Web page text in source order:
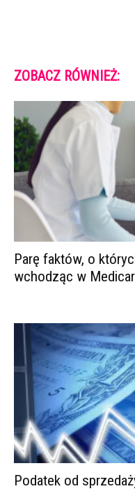
ZOBACZ RÓWNIEŻ:
Parę faktów, o
wchodząc w
Podatek od